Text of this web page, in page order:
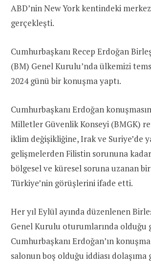
ABD’nin New York kentindeki
gerçekleşti.
Cumhurbaşkanı Recep Erdoğan
(BM) Genel Kurulu’nda ülkemizi
2024 günü bir konuşma yaptı.
Cumhurbaşkanı Erdoğan
Milletler Güvenlik Konseyi (BMGK)
iklim değişikliğine, Irak ve Suriye’de
gelişmelerden Filistin sorununa
bölgesel ve küresel soruna uzanan
Türkiye’nin görüşlerini ifade etti.
Her yıl Eylül ayında düzenlenen
Genel Kurulu oturumlarında olduğu
Cumhurbaşkanı Erdoğan’ın konuşma
salonun boş olduğu iddiası dolaşıma